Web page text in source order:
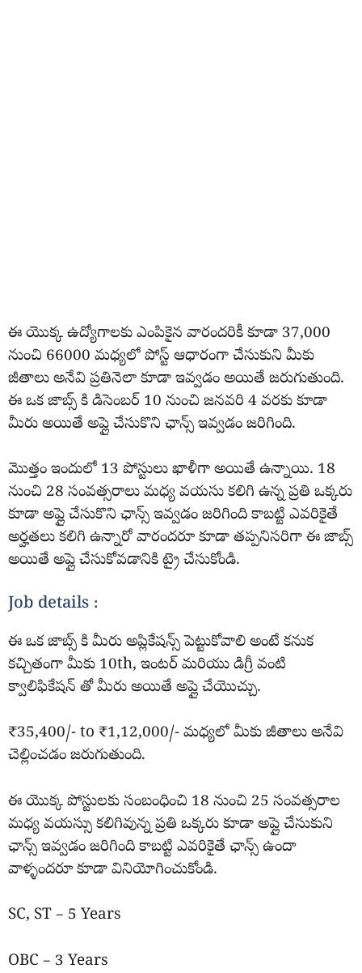
ఈ యొక్క ఉద్యోగాలకు ఎంపికైన వారందరికీ కూడా 37,000
నుంచి 66000 మధ్యలో పోస్ట్ ఆధారంగా చేసుకుని మీకు
జీతాలు అనేవి ప్రతినెలా కూడా ఇవ్వడం అయితే జరుగుతుంది.
ఈ ఒక జాబ్స్ కి డిసెంబర్ 10 నుంచి జనవరి 4 వరకు కూడా
మీరు అయితే అప్లై చేసుకొని ఛాన్స్ ఇవ్వడం జరిగింది.
మొత్తం ఇందులో 13 పోస్టులు ఖాళీగా అయితే ఉన్నాయి. 18
నుంచి 28 సంవత్సరాలు మధ్య వయసు కలిగి ఉన్న ప్రతి ఒక్కరు
కూడా అప్లై చేసుకొని ఛాన్స్ ఇవ్వడం జరిగింది కాబట్టి ఎవరికైతే
అర్హతలు కలిగి ఉన్నారో వారందరూ కూడా తప్పనిసరిగా ఈ జాబ్స్
అయితే అప్లై చేసుకోవడానికి ట్రై చేసుకోండి.
Job details :
ఈ ఒక జాబ్స్ కి మీరు అప్లికేషన్స్ పెట్టుకోవాలి అంటే కనుక
కచ్చితంగా మీకు 10th, ఇంటర్ మరియు డిగ్రీ వంటి
క్వాలిఫికేషన్ తో మీరు అయితే అప్లై చేయొచ్చు.
₹35,400/- to ₹1,12,000/- మధ్యలో మీకు జీతాలు అనేవి
చెల్లించడం జరుగుతుంది.
ఈ యొక్క పోస్టులకు సంబంధించి 18 నుంచి 25 సంవత్సరాల
మధ్య వయస్సు కలిగివున్న ప్రతి ఒక్కరు కూడా అప్లై చేసుకుని
ఛాన్స్ ఇవ్వడం జరిగింది కాబట్టి ఎవరికైతే ఛాన్స్ ఉందా
వాళ్ళందరూ కూడా వినియోగించుకోండి.
SC, ST – 5 Years
OBC – 3 Years